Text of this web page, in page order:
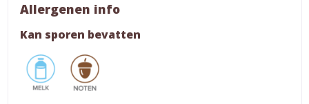
Allergenen info
Kan sporen bevatten